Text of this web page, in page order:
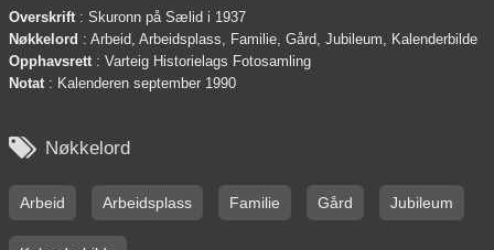
Overskrift: Skuronn på Sælid i 1937
Nøkkelord : Arbeid, Arbeidsplass, Familie, Gård, Jubileum, Kalenderbilde
Opphavsrett: Varteig Historielags Fotosamling
Notat: Kalenderen september 1990
 Nøkkelord
Arbeid Arbeidsplass Familie Gård Jubileum